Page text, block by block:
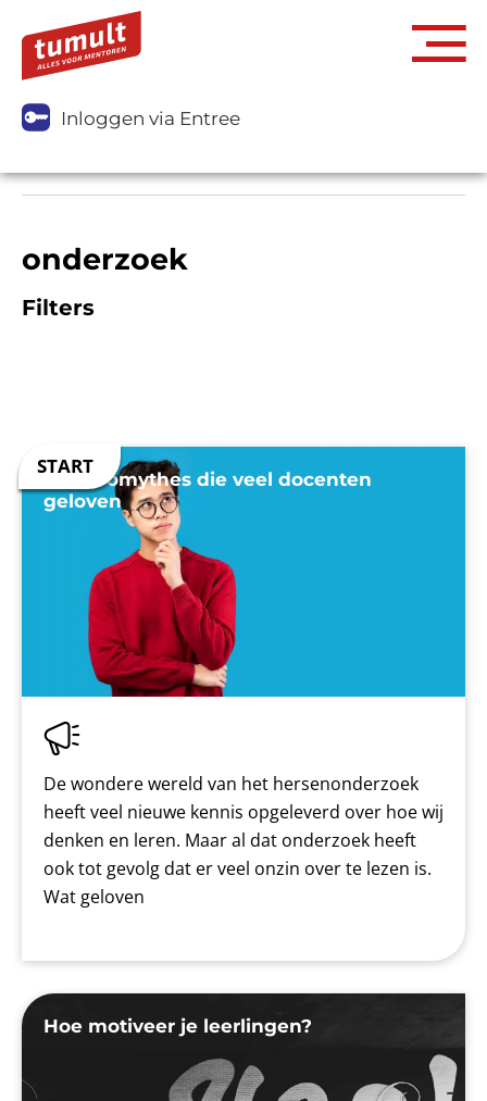
Inloggen via Entree
onderzoek
Filters
7 neuromythes die veel docenten
geloven
De wondere wereld van het hersenonderzoek
heeft veel nieuwe kennis opgeleverd over hoe wij
denken en leren. Maar al dat onderzoek heeft
ook tot gevolg dat er veel onzin over te lezen is.
Wat geloven
Hoe motiveer je leerlingen?